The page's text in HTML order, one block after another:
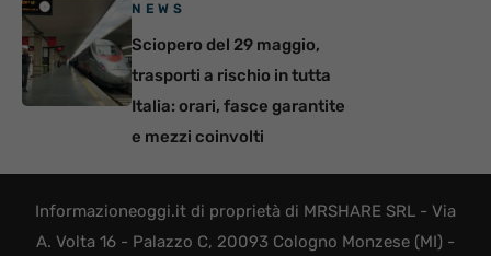
NEWS
Sciopero del 29 maggio,
trasporti a rischio in tutta
Italia: orari, fasce garantite
e mezzi coinvolti
Informazioneoggi.it di proprietà di MRSHARE SRL - Via
A. Volta 16 - Palazzo C, 20093 Cologno Monzese (MI) -